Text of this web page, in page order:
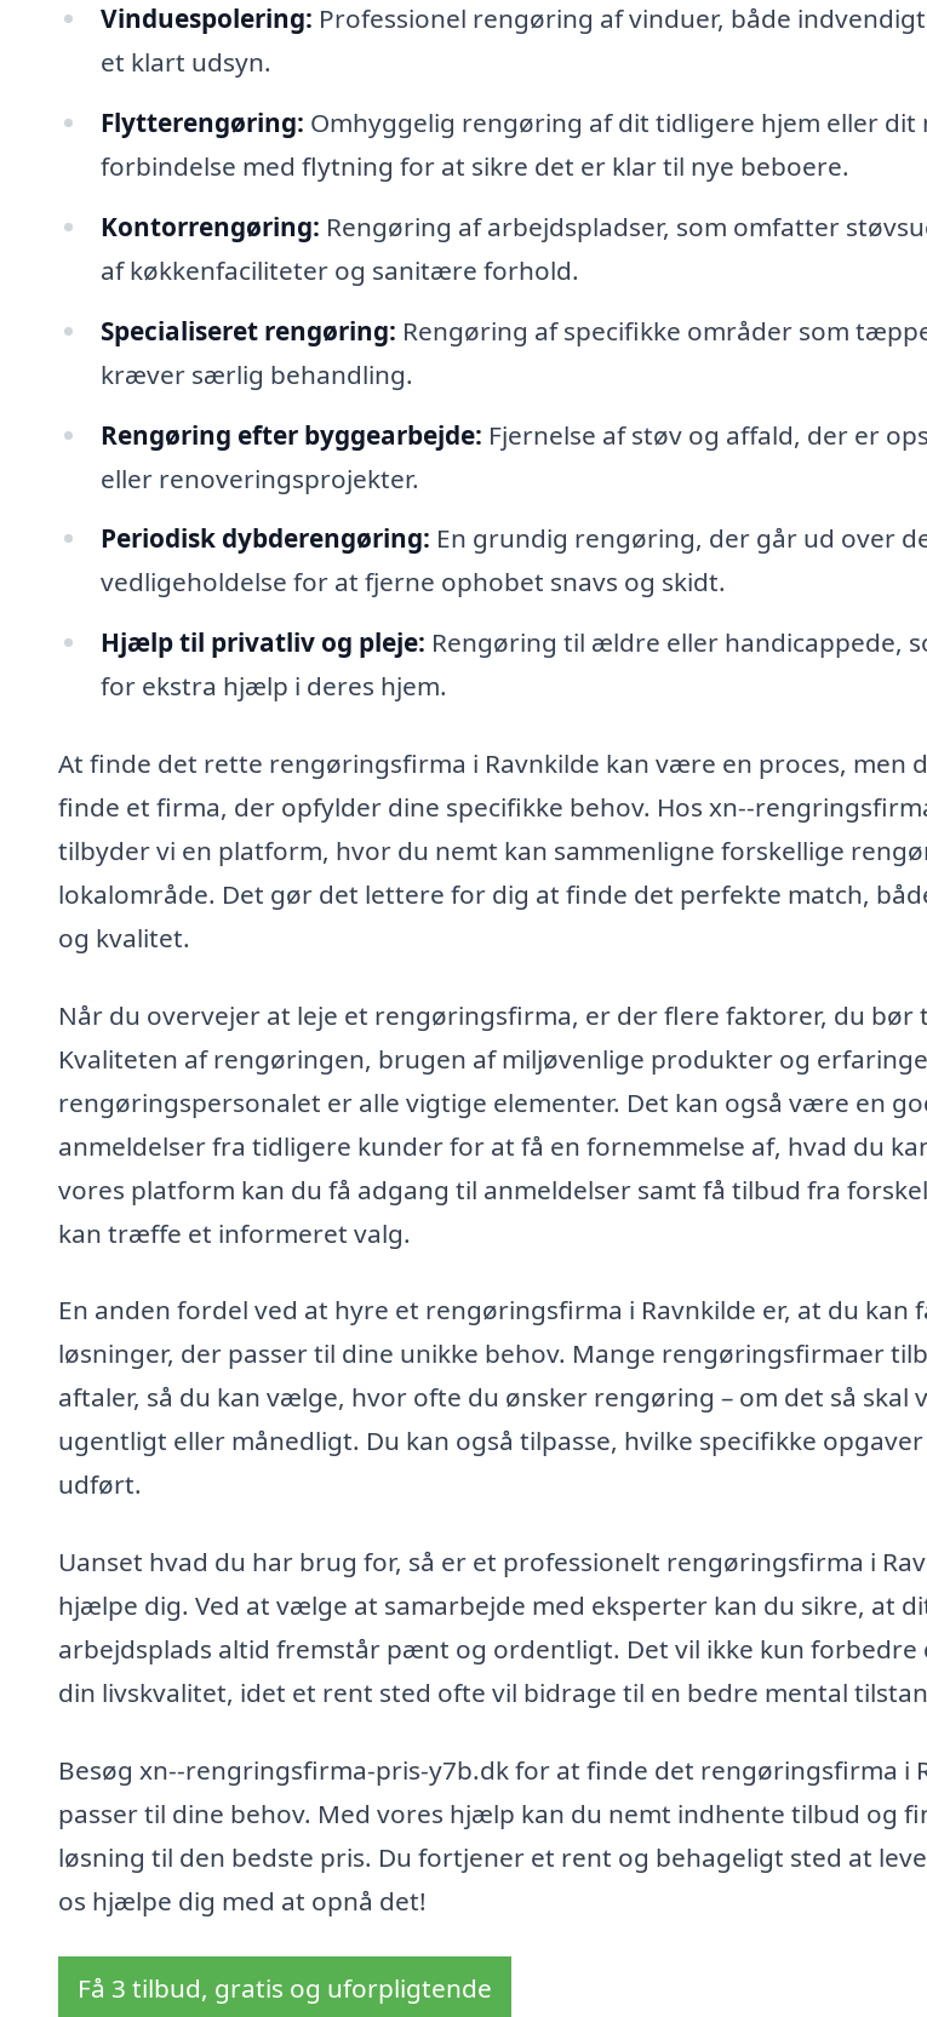
Vinduespolering: Professionel rengøring af vinduer, både
et klart udsyn.
Flytterengøring: Omhyggelig rengøring af dit tidligere hjem eller dit
forbindelse med flytning for at sikre det er klar til nye beboere.
Kontorrengøring: Rengøring af arbejdspladser, som omfatter
af køkkenfaciliteter og sanitære forhold.
Specialiseret rengøring: Rengøring af specifikke områder som
kræver særlig behandling.
Rengøring efter byggearbejde: Fjernelse af støv og affald, der er
eller renoveringsprojekter.
Periodisk dybderengøring: En grundig rengøring, der går ud over
vedligeholdelse for at fjerne ophobet snavs og skidt.
Hjælp til privatliv og pleje: Rengøring til ældre eller handicappede,
for ekstra hjælp i deres hjem.
At finde det rette rengøringsfirma i Ravnkilde kan være en proces, men
finde et firma, der opfylder dine specifikke behov. Hos xn--
tilbyder vi en platform, hvor du nemt kan sammenligne forskellige
lokalområde. Det gør det lettere for dig at finde det perfekte match,
og kvalitet.
Når du overvejer at leje et rengøringsfirma, er der flere faktorer, du bør
Kvaliteten af rengøringen, brugen af miljøvenlige produkter og
rengøringspersonalet er alle vigtige elementer. Det kan også være en
anmeldelser fra tidligere kunder for at få en fornemmelse af, hvad du
vores platform kan du få adgang til anmeldelser samt få tilbud fra
kan træffe et informeret valg.
En anden fordel ved at hyre et rengøringsfirma i Ravnkilde er, at du kan
løsninger, der passer til dine unikke behov. Mange rengøringsfirmaer
aftaler, så du kan vælge, hvor ofte du ønsker rengøring – om det så skal
ugentligt eller månedligt. Du kan også tilpasse, hvilke specifikke
udført.
Uanset hvad du har brug for, så er et professionelt rengøringsfirma i
hjælpe dig. Ved at vælge at samarbejde med eksperter kan du sikre, at
arbejdsplads altid fremstår pænt og ordentligt. Det vil ikke kun forbedre
din livskvalitet, idet et rent sted ofte vil bidrage til en bedre mental
Besøg xn--rengringsfirma-pris-y7b.dk for at finde det rengøringsfirma i
passer til dine behov. Med vores hjælp kan du nemt indhente tilbud og
løsning til den bedste pris. Du fortjener et rent og behageligt sted at
os hjælpe dig med at opnå det!
Få 3 tilbud, gratis og uforpligtende